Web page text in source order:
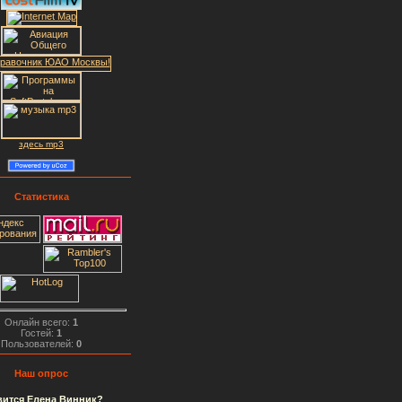
здесь mp3
Статистика
Онлайн всего: 1
Гостей: 1
Пользователей: 0
Наш опрос
Елена Винник?